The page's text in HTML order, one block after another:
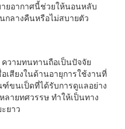
ยอากาศนี้ช่วยให้นอนหลับ
กลางคืนหรือไม่สบายตัว
ความทนทานถือเป็นปัจจัย
สียงในด้านอายุการใช้งานที่
ขนเป็ดที่ได้รับการดูแลอย่าง
ลายทศวรรษ ทำให้เป็นทาง
ยาว